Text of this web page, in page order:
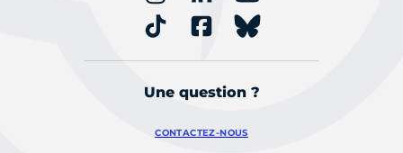
Une question ?
CONTACTEZ-NOUS